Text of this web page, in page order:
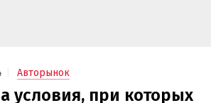
Авторынок
условия, при которых